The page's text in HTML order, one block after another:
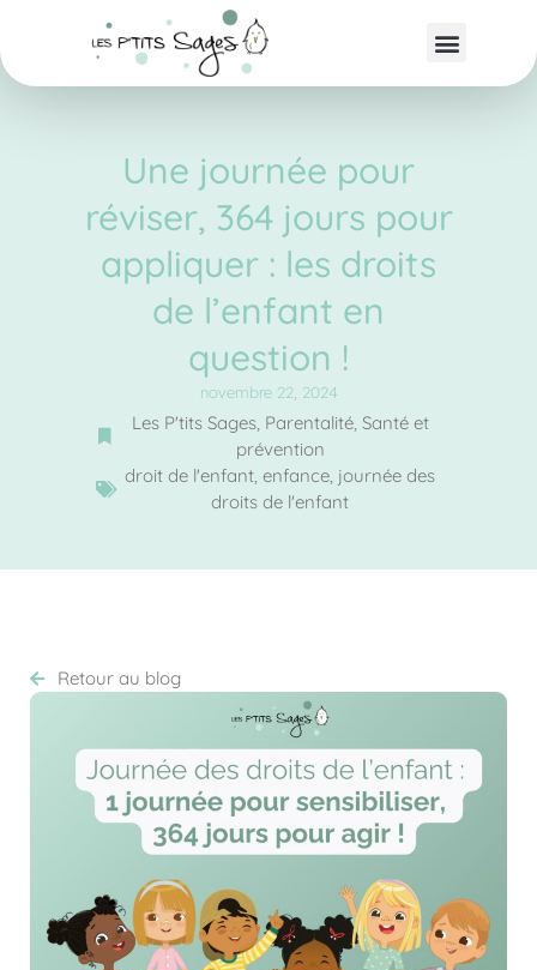
Une journée pour
réviser, 364 jours pour
appliquer : les droits
de l’enfant en
question !
novembre 22, 2024
Les P'tits Sages, Parentalité, Santé et
prévention
droit de l'enfant, enfance, journée des
droits de l'enfant
Retour au blog